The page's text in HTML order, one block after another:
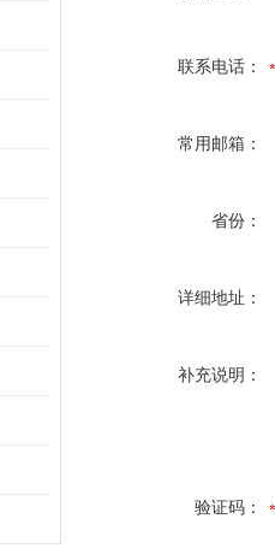
联系电话：
常用邮箱：
省份：
详细地址：
补充说明：
验证码：